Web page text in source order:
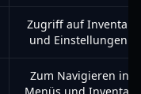
Zugriff auf Inventar
und Einstellungen.
Zum Navigieren in